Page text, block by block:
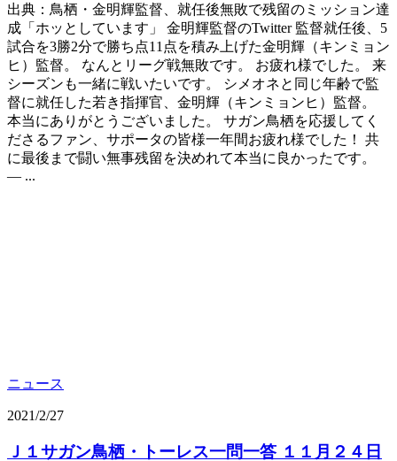
出典：鳥栖・金明輝監督、就任後無敗で残留のミッション達
成「ホッとしています」 金明輝監督のTwitter 監督就任後、5
試合を3勝2分で勝ち点11点を積み上げた金明輝（キンミョン
ヒ）監督。 なんとリーグ戦無敗です。 お疲れ様でした。 来
シーズンも一緒に戦いたいです。 シメオネと同じ年齢で監
督に就任した若き指揮官、金明輝（キンミョンヒ）監督。
本当にありがとうございました。 サガン鳥栖を応援してく
ださるファン、サポータの皆様一年間お疲れ様でした！ 共
に最後まで闘い無事残留を決めれて本当に良かったです。
— ...
ニュース
2021/2/27
Ｊ１サガン鳥栖・トーレス一問一答 １１月２４日